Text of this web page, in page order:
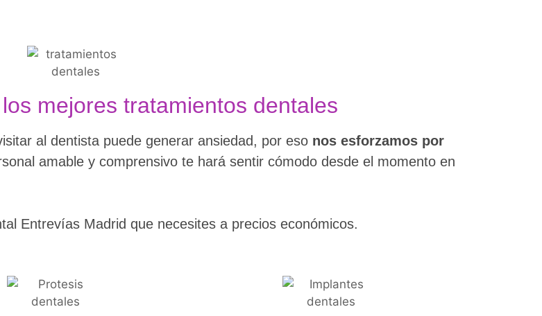
mejores tratamientos dentales
al dentista puede generar ansiedad, por eso nos esforzamos por
amable y comprensivo te hará sentir cómodo desde el momento en
Entrevías Madrid que necesites a precios económicos.